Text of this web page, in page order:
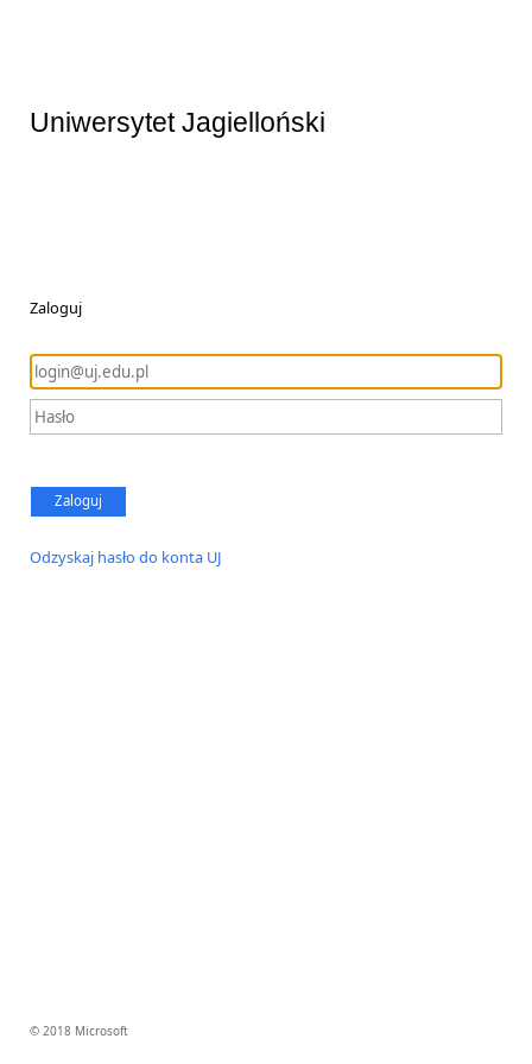
Uniwersytet Jagielloński
Zaloguj
Zaloguj
Odzyskaj hasło do konta UJ
© 2018 Microsoft